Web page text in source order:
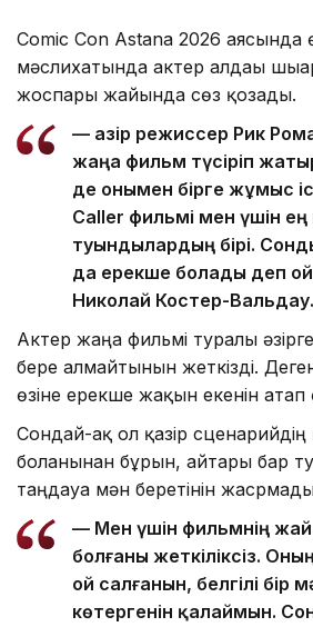
Comic Con Astana 2026 аясында
мәслихатында актер алдағы
жоспары жайында сөз қозғады.
— Қазір режиссер Рик
жаңа фильм түсіріп
де онымен бірге жұмыс
Caller фильмі мен үшін
туындылардың бірі.
да ерекше болады деп
Николай Костер-Вальдау.
Актер жаңа фильмі туралы
бере алмайтынын жеткізді.
өзіне ерекше жақын екенін атап
Сондай-ақ ол қазір
болғанынан бұрын, айтары бар
таңдауға мән беретінін
— Мен үшін фильмнің
болғаны жеткіліксіз.
ой салғанын, белгілі бір
көтергенін қалаймын.